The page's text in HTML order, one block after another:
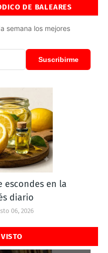
DE BALEARES
semana los mejores
Suscribirme
escondes en la
diario
06, 2026